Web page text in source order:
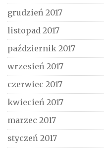
grudzień 2017
listopad 2017
październik 2017
wrzesień 2017
czerwiec 2017
kwiecień 2017
marzec 2017
styczeń 2017